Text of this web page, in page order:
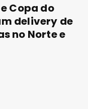
Copa do
delivery de
no Norte e